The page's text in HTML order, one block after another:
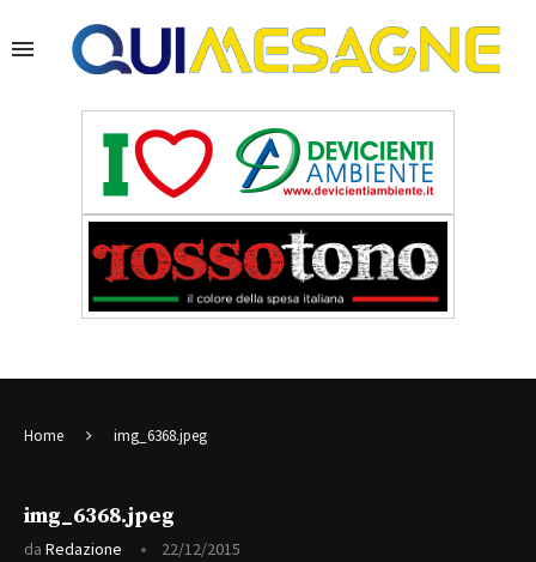
Home img_6368.jpeg
img_6368.jpeg
da Redazione 22/12/2015